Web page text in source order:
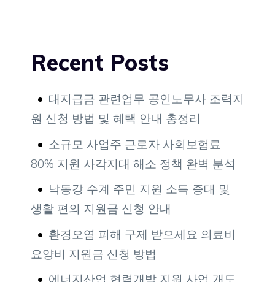
Recent Posts
대지급금 관련업무 공인노무사 조력지
원 신청 방법 및 혜택 안내 총정리
소규모 사업주 근로자 사회보험료
80% 지원 사각지대 해소 정책 완벽 분석
낙동강 수계 주민 지원 소득 증대 및
생활 편의 지원금 신청 안내
환경오염 피해 구제 받으세요 의료비
요양비 지원금 신청 방법